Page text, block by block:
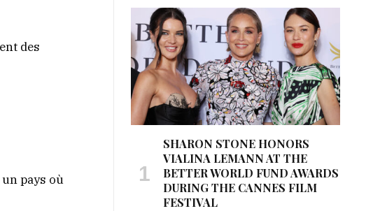
des
pays où
SHARON STONE HONORS
VIALINA LEMANN AT THE
BETTER WORLD FUND AWARDS
DURING THE CANNES FILM
FESTIVAL